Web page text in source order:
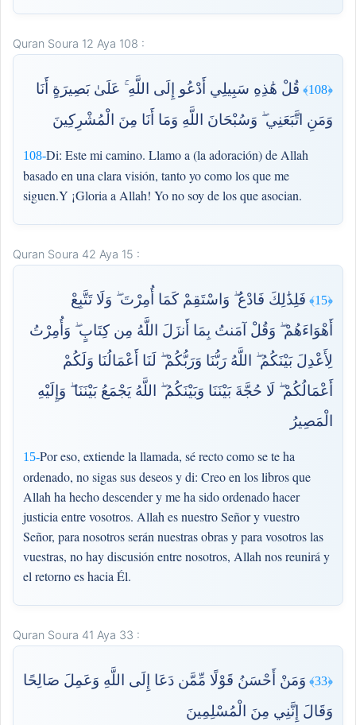
Quran Soura 12 Aya 108 :
﴿108﴾
قُلْ هَٰذِهِ سَبِيلِي أَدْعُو إِلَى اللَّهِ ۚ عَلَىٰ بَصِيرَةٍ أَنَا
وَمَنِ اتَّبَعَنِي ۖ وَسُبْحَانَ اللَّهِ وَمَا أَنَا مِنَ الْمُشْرِكِينَ
108-Di: Este mi camino. Llamo a (la adoración) de Allah
basado en una clara visión, tanto yo como los que me
siguen.Y ¡Gloria a Allah! Yo no soy de los que asocian.
Quran Soura 42 Aya 15 :
﴿15﴾
فَلِذَٰلِكَ فَادْعُ ۖ وَاسْتَقِمْ كَمَا أُمِرْتَ ۖ وَلَا تَتَّبِعْ
أَهْوَاءَهُمْ ۖ وَقُلْ آمَنتُ بِمَا أَنزَلَ اللَّهُ مِن كِتَابٍ ۖ وَأُمِرْتُ
لِأَعْدِلَ بَيْنَكُمُ ۖ اللَّهُ رَبُّنَا وَرَبُّكُمْ ۖ لَنَا أَعْمَالُنَا وَلَكُمْ
أَعْمَالُكُمْ ۖ لَا حُجَّةَ بَيْنَنَا وَبَيْنَكُمُ ۖ اللَّهُ يَجْمَعُ بَيْنَنَا ۖ وَإِلَيْهِ
الْمَصِيرُ
15-Por eso, extiende la llamada, sé recto como se te ha
ordenado, no sigas sus deseos y di: Creo en los libros que
Allah ha hecho descender y me ha sido ordenado hacer
justicia entre vosotros. Allah es nuestro Señor y vuestro
Señor, para nosotros serán nuestras obras y para vosotros las
vuestras, no hay discusión entre nosotros, Allah nos reunirá y
el retorno es hacia Él.
Quran Soura 41 Aya 33 :
﴿33﴾
وَمَنْ أَحْسَنُ قَوْلًا مِّمَّن دَعَا إِلَى اللَّهِ وَعَمِلَ صَالِحًا
وَقَالَ إِنَّنِي مِنَ الْمُسْلِمِينَ